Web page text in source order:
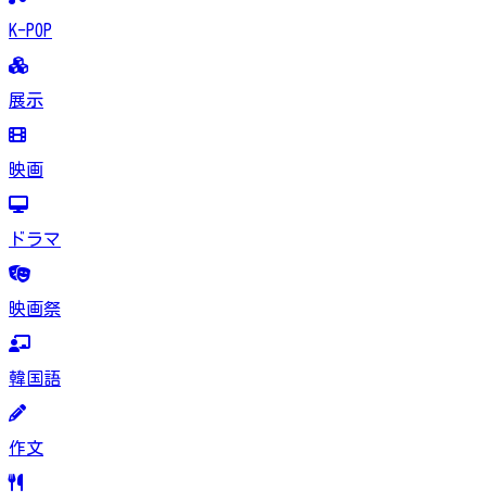
K-POP
展示
映画
ドラマ
映画祭
韓国語
作文